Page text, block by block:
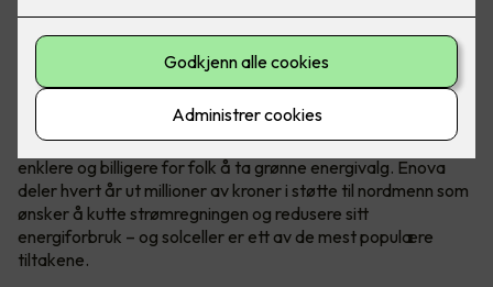
Hvem er Enova?
Enova er et statlig selskap med ett oppdrag - å gjøre det
enklere og billigere for folk å ta grønne energivalg. Enova
deler hvert år ut millioner av kroner i støtte til nordmenn som
ønsker å kutte strømregningen og redusere sitt
energiforbruk – og solceller er ett av de mest populære
tiltakene.